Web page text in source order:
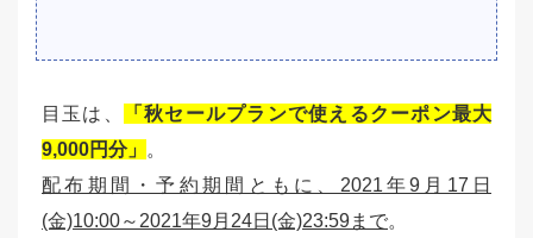
目玉は、
「秋セールプランで使えるクーポン最大
9,000円分」
。
配布期間・予約期間ともに、2021年9月17日
(金)10:00～2021年9月24日(金)23:59まで。